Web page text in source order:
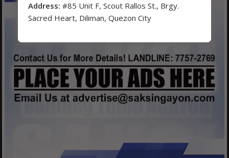
Address: #85 Unit F, Scout Rallos St., Brgy.
Sacred Heart, Diliman, Quezon City